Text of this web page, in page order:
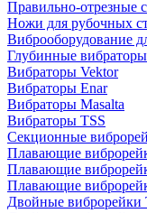
Правильно-отрезные
Ножи для рубочных
Виброоборудование
Глубинные вибраторы
Вибраторы Vektor
Вибраторы Enar
Вибраторы Masalta
Вибраторы TSS
Секционные
Плавающие
Плавающие
Плавающие
Двойные виброрейки